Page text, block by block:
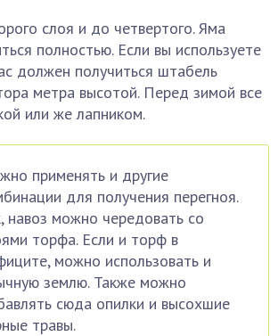
слоя и до четвертого. Яма
полностью. Если вы используете
должен получиться штабель
метра высотой. Перед зимой все
или же лапником.
применять и другие
для получения перегноя.
навоз можно чередовать со
торфа. Если и торф в
можно использовать и
землю. Также можно
сюда опилки и высохшие
травы.